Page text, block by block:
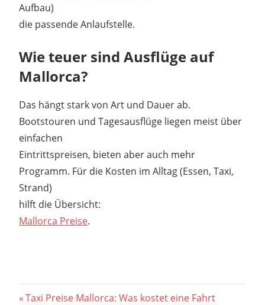
Aufbau)
die passende Anlaufstelle.
Wie teuer sind Ausflüge auf
Mallorca?
Das hängt stark von Art und Dauer ab.
Bootstouren und Tagesausflüge liegen meist über
einfachen
Eintrittspreisen, bieten aber auch mehr
Programm. Für die Kosten im Alltag (Essen, Taxi,
Strand)
hilft die Übersicht:
Mallorca Preise.
Beitragsnavigation
Vorheriger
Taxi Preise Mallorca: Was kostet eine Fahrt